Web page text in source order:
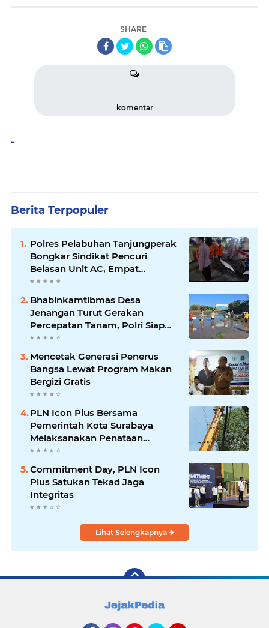
SHARE
komentar
-
Berita Terpopuler
Polres Pelabuhan Tanjungperak
Bongkar Sindikat Pencuri
Belasan Unit AC, Empat
Tersangka Diamankan
Bhabinkamtibmas Desa
Jenangan Turut Gerakan
Percepatan Tanam, Polri Siap
Kawal Swasembada Pangan
Mencetak Generasi Penerus
Bangsa Lewat Program Makan
Bergizi Gratis
PLN Icon Plus Bersama
Pemerintah Kota Surabaya
Melaksanakan Penataan
Jaringan Di Area Kota Lama
Commitment Day, PLN Icon
Plus Satukan Tekad Jaga
Integritas
Lihat Selengkapnya